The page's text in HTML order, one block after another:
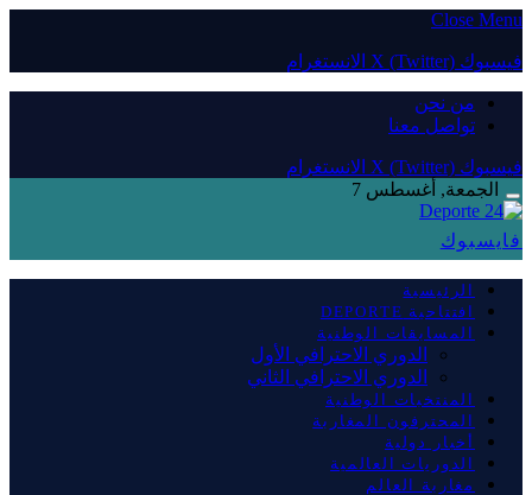
Close Menu
فيسبوك X (Twitter) الانستغرام
من نحن
تواصل معنا
فيسبوك X (Twitter) الانستغرام
الجمعة, أغسطس 7
فايسبوك
الرئيسية
افتتاحية DEPORTE
المسابقات الوطنية
الدوري الاحترافي الأول
الدوري الاحترافي الثاني
المنتخبات الوطنية
المحترفون المغاربة
أخبار دولية
الدوريات العالمية
مغاربة العالم